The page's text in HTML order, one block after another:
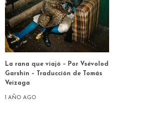
La rana que viajó – Por Vsévolod
Garshin – Traducción de Tomás
Veizaga
1 AÑO AGO